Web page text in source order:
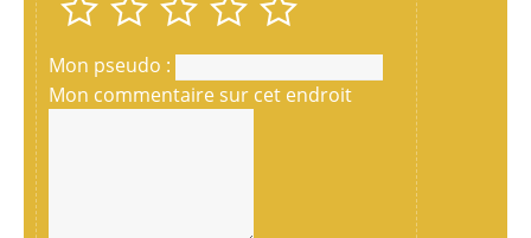
Mon pseudo :
Mon commentaire sur cet endroit